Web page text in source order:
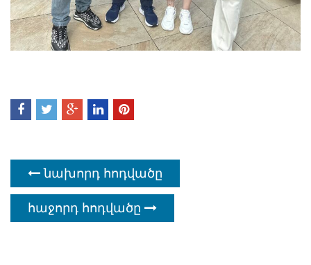
նախորդ հոդվածը
հաջորդ հոդվածը